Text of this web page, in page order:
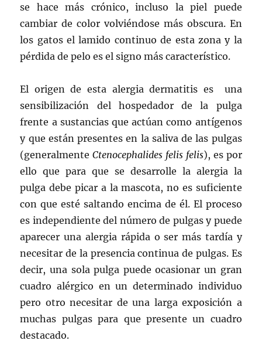
se hace más crónico, incluso la piel puede
cambiar de color volviéndose más obscura. En
los gatos el lamido continuo de esta zona y la
pérdida de pelo es el signo más característico.
El origen de esta alergia dermatitis es una
sensibilización del hospedador de la pulga
frente a sustancias que actúan como antígenos
y que están presentes en la saliva de las pulgas
(generalmenteCtenocephalides felis felis), es por
ello que para que se desarrolle la alergia la
pulga debe picar a la mascota, no es suficiente
con que esté saltando encima de él. El proceso
es independiente del número de pulgas y puede
aparecer una alergia rápida o ser más tardía y
necesitar de la presencia continua de pulgas. Es
decir, una sola pulga puede ocasionar un gran
cuadro alérgico en un determinado individuo
pero otro necesitar de una larga exposición a
muchas pulgas para que presente un cuadro
destacado.